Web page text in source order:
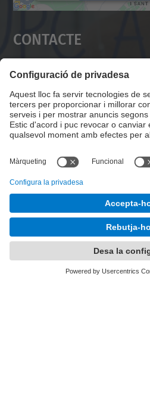
Accepta
powered by
Contacte
Servei Alumni UPC
Campus Diagonal Nord,
Eusebi Güell, 6 08034
Tel.:93 401 63 12
E-mail: info.alumni@upc.edu
Directori UPC
Formulari de contacte
Llista Xarxes